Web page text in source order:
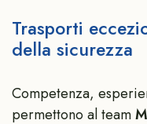
Trasporti
della sicurezza
Competenza,
permettono al team